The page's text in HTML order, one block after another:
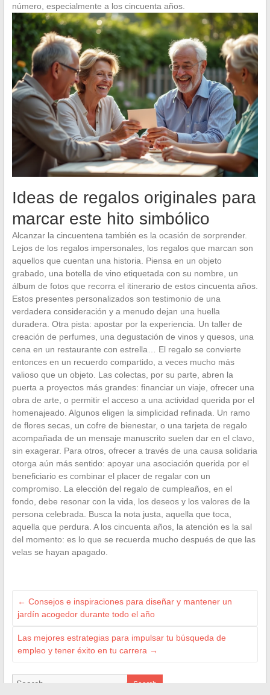
número, especialmente a los cincuenta años.
Ideas de regalos originales para
marcar este hito simbólico
Alcanzar la cincuentena también es la ocasión de sorprender.
Lejos de los regalos impersonales, los regalos que marcan son
aquellos que cuentan una historia. Piensa en un objeto
grabado, una botella de vino etiquetada con su nombre, un
álbum de fotos que recorra el itinerario de estos cincuenta años.
Estos presentes personalizados son testimonio de una
verdadera consideración y a menudo dejan una huella
duradera. Otra pista: apostar por la experiencia. Un taller de
creación de perfumes, una degustación de vinos y quesos, una
cena en un restaurante con estrella… El regalo se convierte
entonces en un recuerdo compartido, a veces mucho más
valioso que un objeto. Las colectas, por su parte, abren la
puerta a proyectos más grandes: financiar un viaje, ofrecer una
obra de arte, o permitir el acceso a una actividad querida por el
homenajeado. Algunos eligen la simplicidad refinada. Un ramo
de flores secas, un cofre de bienestar, o una tarjeta de regalo
acompañada de un mensaje manuscrito suelen dar en el clavo,
sin exagerar. Para otros, ofrecer a través de una causa solidaria
otorga aún más sentido: apoyar una asociación querida por el
beneficiario es combinar el placer de regalar con un
compromiso. La elección del regalo de cumpleaños, en el
fondo, debe resonar con la vida, los deseos y los valores de la
persona celebrada. Busca la nota justa, aquella que toca,
aquella que perdura. A los cincuenta años, la atención es la sal
del momento: es lo que se recuerda mucho después de que las
velas se hayan apagado.
← Consejos e inspiraciones para diseñar y mantener un
jardín acogedor durante todo el año
Las mejores estrategias para impulsar tu búsqueda de
empleo y tener éxito en tu carrera →
Search